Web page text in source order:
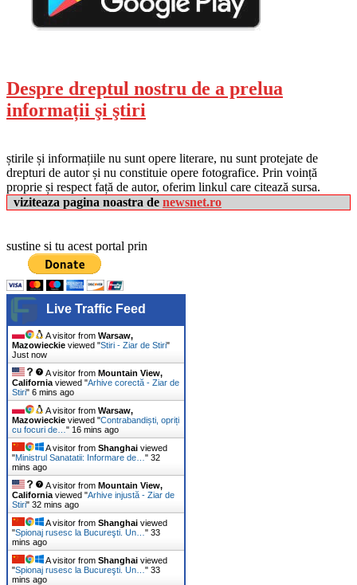
Despre dreptul nostru de a prelua
informații şi ştiri
știrile și informațiile nu sunt opere literare, nu sunt protejate de
drepturi de autor și nu constituie opere fotografice. Prin voință
proprie și respect față de autor, oferim linkul care citează sursa.
viziteaza pagina noastra de newsnet.ro
sustine si tu acest portal prin
Live Traffic Feed
A visitor from Warsaw,
Mazowieckie viewed "Stiri - Ziar de Stiri"
Just now
A visitor from Mountain View,
California viewed "Arhive corectă - Ziar de
Stiri" 6 mins ago
A visitor from Warsaw,
Mazowieckie viewed "Contrabandiști, opriți
cu focuri de… " 16 mins ago
A visitor from Shanghai viewed
"Ministrul Sanatatii: Informare de… " 32
mins ago
A visitor from Mountain View,
California viewed "Arhive injustă - Ziar de
Stiri" 32 mins ago
A visitor from Shanghai viewed
"Spionaj rusesc la Bucureşti. Un… " 33
mins ago
A visitor from Shanghai viewed
"Spionaj rusesc la Bucureşti. Un… " 33
mins ago